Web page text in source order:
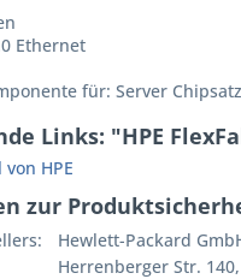
Ethernet
für: Server
Links: "HPE
HPE
zur
Hewlett-Packard
Herrenberger Str.